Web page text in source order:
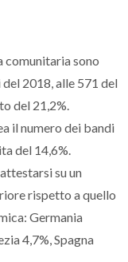
comunitaria sono
2018, alle 571 del
del 21,2%.
il numero dei bandi
del 14,6%.
su un
rispetto a quello
Germania
4,7%, Spagna